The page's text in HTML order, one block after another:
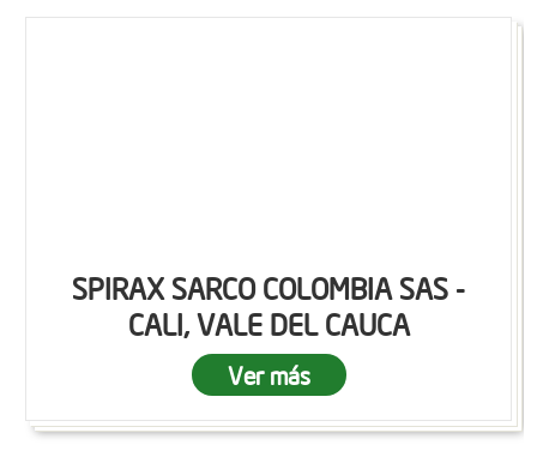
SPIRAX SARCO COLOMBIA SAS -
CALI, VALE DEL CAUCA
Ver más